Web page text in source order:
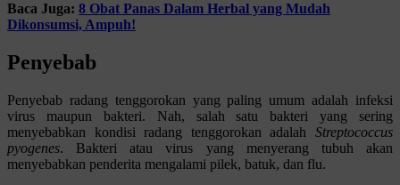
Baca Juga: 8 Obat Panas Dalam Herbal yang Mudah
Dikonsumsi, Ampuh!
Penyebab
Penyebab radang tenggorokan yang paling umum adalah infeksi
virus maupun bakteri. Nah, salah satu bakteri yang sering
menyebabkan kondisi radang tenggorokan adalah Streptococcus
pyogenes. Bakteri atau virus yang menyerang tubuh akan
menyebabkan penderita mengalami pilek, batuk, dan flu.